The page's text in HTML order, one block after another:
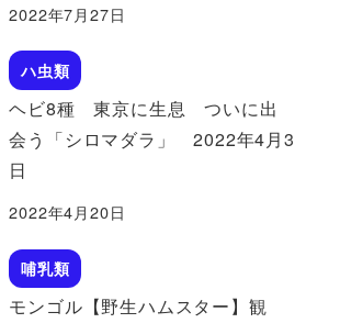
2022年7月27日
ハ虫類
ヘビ8種 東京に生息 ついに出
会う「シロマダラ」 2022年4月3
日
2022年4月20日
哺乳類
モンゴル【野生ハムスター】観